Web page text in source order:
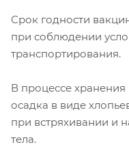
Срок годности
при соблюдении
транспортирования.
В процессе
осадка в виде
при встряхивании и
тела.